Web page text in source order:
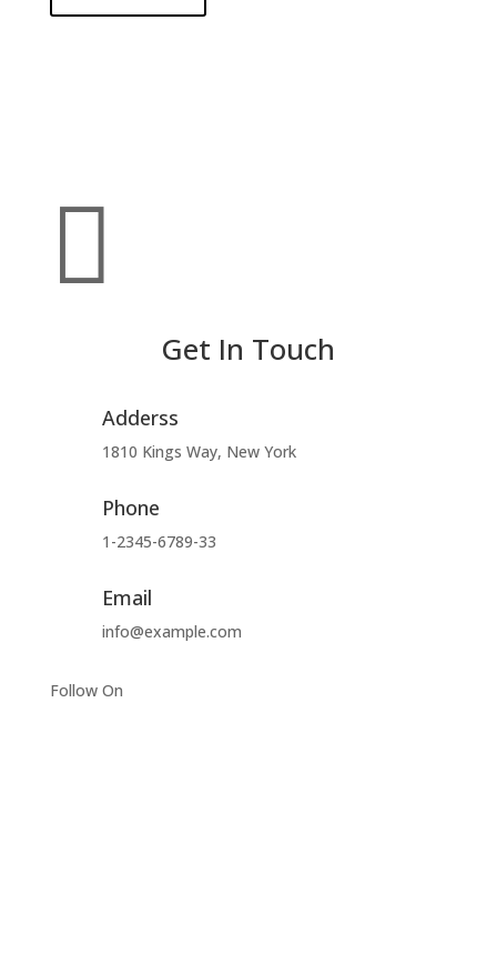

Get In Touch
Adderss
1810 Kings Way, New York
Phone
1-2345-6789-33
Email
info@example.com
Follow On